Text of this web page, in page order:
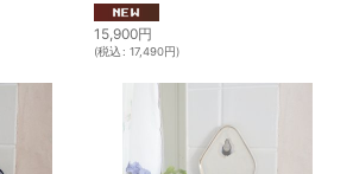
15,900円
(税込: 17,490円)